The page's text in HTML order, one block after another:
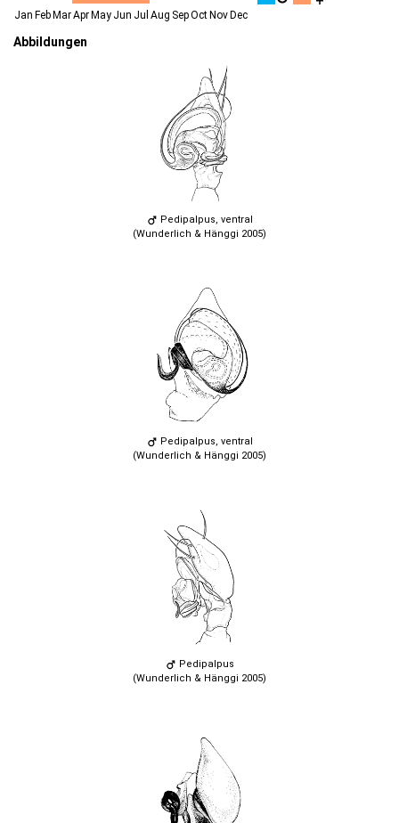
Jan FebMarAprMay Jun Jul Aug SepOctNovDec
Abbildungen
Pedipalpus, ventral
(Wunderlich & Hänggi 2005)
Pedipalpus, ventral
(Wunderlich & Hänggi 2005)
Pedipalpus
(Wunderlich & Hänggi 2005)